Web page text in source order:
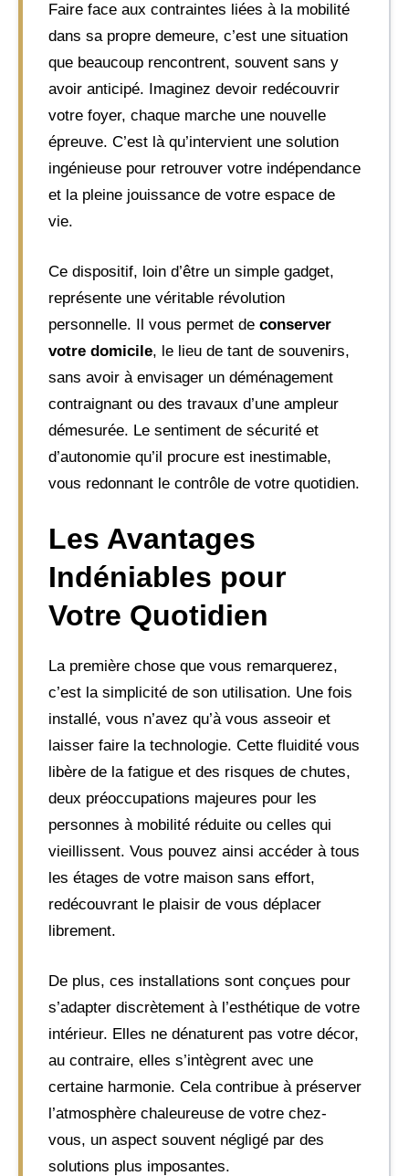
Faire face aux contraintes liées à la mobilité
dans sa propre demeure, c’est une situation
que beaucoup rencontrent, souvent sans y
avoir anticipé. Imaginez devoir redécouvrir
votre foyer, chaque marche une nouvelle
épreuve. C’est là qu’intervient une solution
ingénieuse pour retrouver votre indépendance
et la pleine jouissance de votre espace de
vie.
Ce dispositif, loin d’être un simple gadget,
représente une véritable révolution
personnelle. Il vous permet de conserver
votre domicile, le lieu de tant de souvenirs,
sans avoir à envisager un déménagement
contraignant ou des travaux d’une ampleur
démesurée. Le sentiment de sécurité et
d’autonomie qu’il procure est inestimable,
vous redonnant le contrôle de votre quotidien.
Les Avantages
Indéniables pour
Votre Quotidien
La première chose que vous remarquerez,
c’est la simplicité de son utilisation. Une fois
installé, vous n’avez qu’à vous asseoir et
laisser faire la technologie. Cette fluidité vous
libère de la fatigue et des risques de chutes,
deux préoccupations majeures pour les
personnes à mobilité réduite ou celles qui
vieillissent. Vous pouvez ainsi accéder à tous
les étages de votre maison sans effort,
redécouvrant le plaisir de vous déplacer
librement.
De plus, ces installations sont conçues pour
s’adapter discrètement à l’esthétique de votre
intérieur. Elles ne dénaturent pas votre décor,
au contraire, elles s’intègrent avec une
certaine harmonie. Cela contribue à préserver
l’atmosphère chaleureuse de votre chez-
vous, un aspect souvent négligé par des
solutions plus imposantes.